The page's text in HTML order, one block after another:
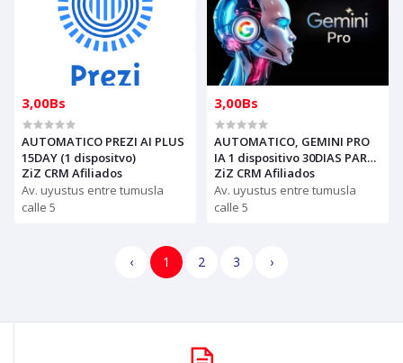
3,00Bs
AUTOMATICO PREZI AI PLUS
15DAY (1 dispositvo)
ZiZ CRM Afiliados
Av. uyustus entre tumusla
calle 5
3,00Bs
AUTOMATICO, GEMINI PRO
IA 1 dispositivo 30DIAS PARA
REVENDER (solo con creditos
puede comprar) para
soporte escribir al whatsapp
ZiZ CRM Afiliados
Av. uyustus entre tumusla
calle 5
‹ 1 2 3 ›